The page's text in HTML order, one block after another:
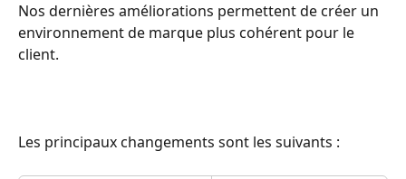
Nos dernières améliorations permettent de créer un
environnement de marque plus cohérent pour le
client.
Les principaux changements sont les suivants :